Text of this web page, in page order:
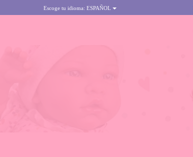
Escoge tu idioma: ESPAÑOL